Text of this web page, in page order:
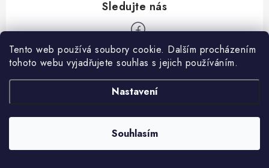
Tento web používá soubory cookie. Dalším procházením
tohoto webu vyjadřujete souhlas s jejich používáním.
Nastavení
Souhlasím
Informace pro vás
Přijímáme online platby